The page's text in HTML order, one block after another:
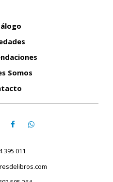
Somos
395 011